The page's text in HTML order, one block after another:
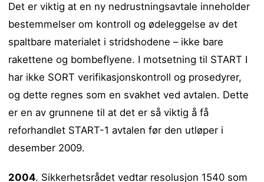
Det er viktig at en ny nedrustningsavtale inneholder
bestemmelser om kontroll og ødeleggelse av det
spaltbare materialet i stridshodene – ikke bare
rakettene og bombeflyene. I motsetning til START I
har ikke SORT verifikasjonskontroll og prosedyrer,
og dette regnes som en svakhet ved avtalen. Dette
er en av grunnene til at det er så viktig å få
reforhandlet START-1 avtalen før den utløper i
desember 2009.
2004. Sikkerhetsrådet vedtar resolusjon 1540 som